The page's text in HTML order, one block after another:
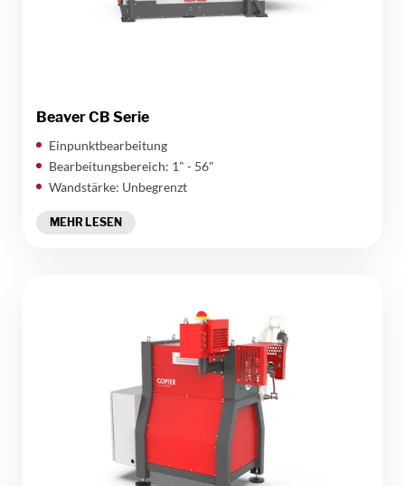
Beaver CB Serie
Einpunktbearbeitung
Bearbeitungsbereich: 1" - 56"
Wandstärke: Unbegrenzt
MEHR LESEN